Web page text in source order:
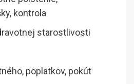
kontrola
starostlivosti
poplatkov, pokút